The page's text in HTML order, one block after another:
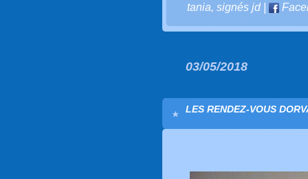
tania, signés jd|
03/05/2018
LES RENDEZ-VOUS